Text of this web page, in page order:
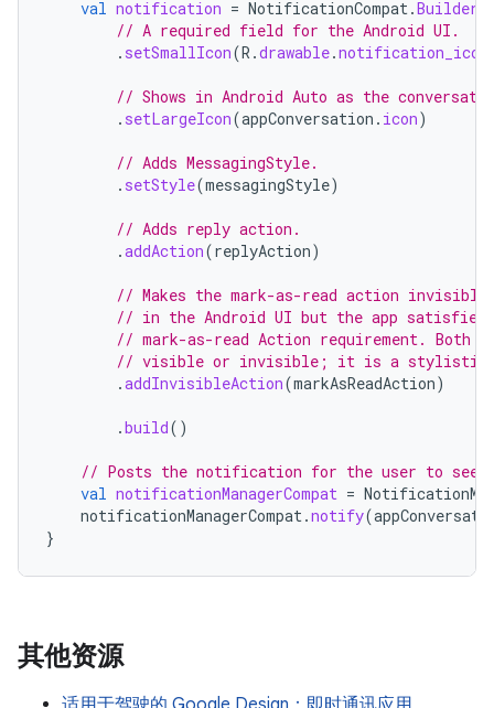
val notification = NotificationCompat.Builder
// A required field for the Android UI.
. setSmallIcon(R .drawable.notification_icon
// Shows in Android Auto as the
. setLargeIcon(appConversation . icon)
// Adds MessagingStyle.
. setStyle(messagingStyle)
// Adds reply action.
.addAction(replyAction)
// Makes the mark-as-read action
// in the Android UI but the app satisfies
// mark-as-read Action requirement. Both
// visible or invisible; it is a stylistic
.addInvisibleAction(markAsReadAction)
.build()
// Posts the notification for the user to see.
val notificationManagerCompat =
notificationManagerCompat.notify(
}
其他资源